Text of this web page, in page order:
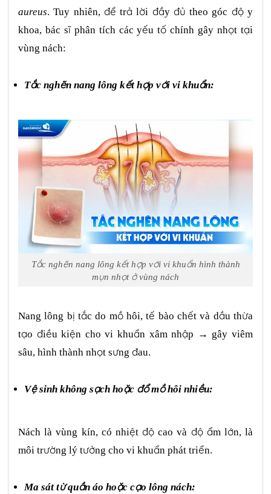
aureus. Tuy nhiên, để trả lời đầy đủ theo góc độ y
khoa, bác sĩ phân tích các yếu tố chính gây nhọt tại
vùng nách:
Tắc nghẽn nang lông kết hợp với vi khuẩn:
Tắc nghẽn nang lông kết hợp với vi khuẩn hình thành
mụn nhọt ở vùng nách
Nang lông bị tắc do mồ hôi, tế bào chết và dầu thừa
tạo điều kiện cho vi khuẩn xâm nhập → gây viêm
sâu, hình thành nhọt sưng đau.
Vệ sinh không sạch hoặc đổ mồ hôi nhiều:
Nách là vùng kín, có nhiệt độ cao và độ ẩm lớn, là
môi trường lý tưởng cho vi khuẩn phát triển.
Ma sát từ quần áo hoặc cạo lông nách: